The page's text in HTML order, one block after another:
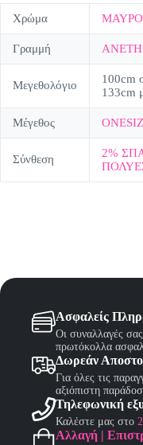
Χρώμα ΜΑΥΡΟ
Γραμμή ΑΝΕΤΗ
Μεγεθολόγιο
100cm
133cm
Μέγεθος
Σύνθεση 2%
Ασφαλείς
Οι συναλλαγές
πρωτόκολλα
Δωρεάν
Για όλες τις
αξιόπιστη
Τηλεφωνική
Καλέστε μας στο
Αλλαγή |